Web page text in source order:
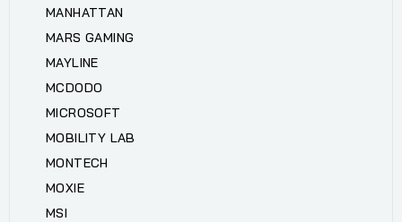
MANHATTAN
MARS GAMING
MAYLINE
MCDODO
MICROSOFT
MOBILITY LAB
MONTECH
MOXIE
MSI